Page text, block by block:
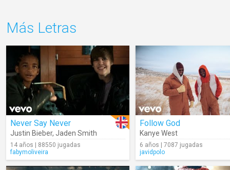
Más Letras
Never Say Never
Justin Bieber, Jaden Smith
14 años | 88550 jugadas
fabymoliveira
Follow God
Kanye West
6 años | 7087 jugadas
javidpolo